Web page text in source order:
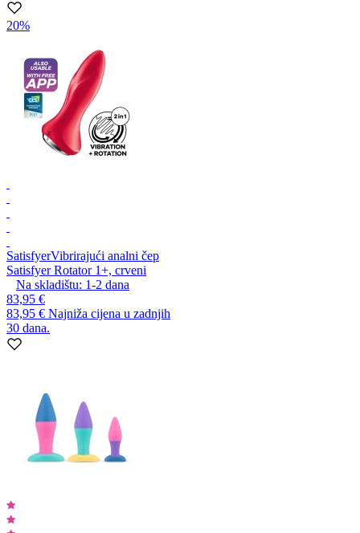
20%
SatisfyerVibrirajući analni čep
Satisfyer Rotator 1+, crveni
Na skladištu: 1-2 dana
83,95 €
83,95 € Najniža cijena u zadnjih
30 dana.